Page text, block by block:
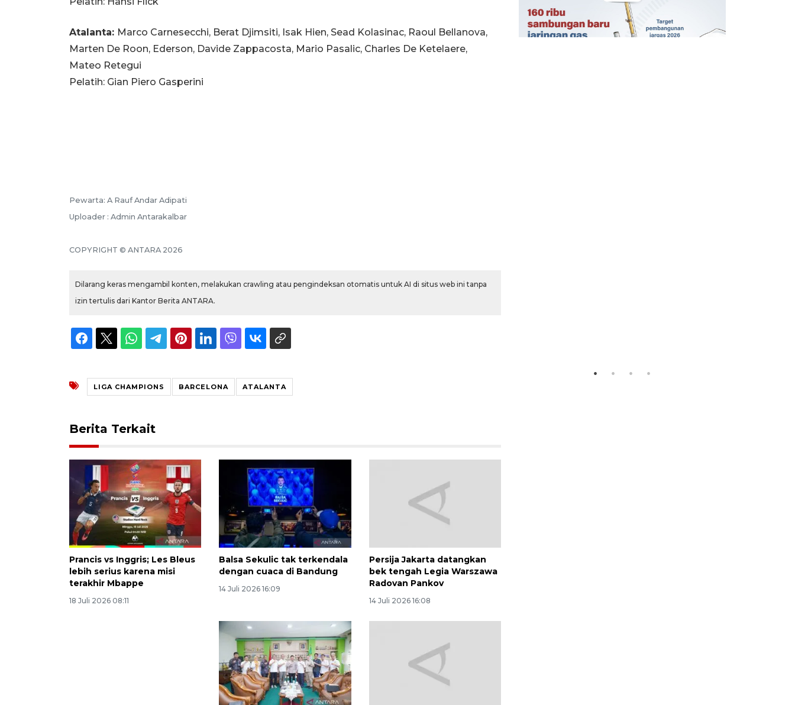
Atalanta: Marco Carnesecchi, Berat Djimsiti, Isak Hien, Sead Kolasinac, Raoul Bellanova,
Marten De Roon, Ederson, Davide Zappacosta, Mario Pasalic, Charles De Ketelaere,
Mateo Retegui
Pelatih: Gian Piero Gasperini
Pewarta: A Rauf Andar Adipati
Uploader : Admin Antarakalbar
COPYRIGHT © ANTARA 2026
Dilarang keras mengambil konten, melakukan crawling atau pengindeksan otomatis untuk AI di situs web ini tanpa
izin tertulis dari Kantor Berita ANTARA.
LIGA CHAMPIONS BARCELONA ATALANTA
Berita Terkait
Prancis vs Inggris; Les Bleus
lebih serius karena misi
terakhir Mbappe
18 Juli 2026 08:11
Balsa Sekulic tak terkendala
dengan cuaca di Bandung
14 Juli 2026 16:09
Persija Jakarta datangkan
bek tengah Legia Warszawa
Radovan Pankov
14 Juli 2026 16:08